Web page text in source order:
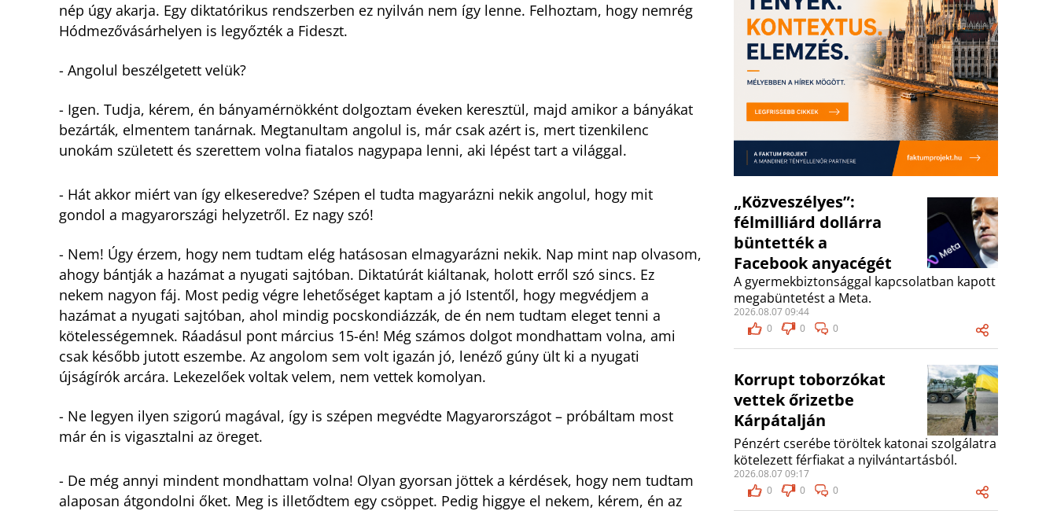
nép úgy akarja. Egy diktatórikus rendszerben ez nyilván nem így lenne. Felhoztam, hogy nemrég
Hódmezővásárhelyen is legyőzték a Fideszt.
- Angolul beszélgetett velük?
- Igen. Tudja, kérem, én bányamérnökként dolgoztam éveken keresztül, majd amikor a bányákat
bezárták, elmentem tanárnak. Megtanultam angolul is, már csak azért is, mert tizenkilenc
unokám született és szerettem volna fiatalos nagypapa lenni, aki lépést tart a világgal.
- Hát akkor miért van így elkeseredve? Szépen el tudta magyarázni nekik angolul, hogy mit
gondol a magyarországi helyzetről. Ez nagy szó!
- Nem! Úgy érzem, hogy nem tudtam elég hatásosan elmagyarázni nekik. Nap mint nap olvasom,
ahogy bántják a hazámat a nyugati sajtóban. Diktatúrát kiáltanak, holott erről szó sincs. Ez
nekem nagyon fáj. Most pedig végre lehetőséget kaptam a jó Istentől, hogy megvédjem a
hazámat a nyugati sajtóban, ahol mindig pocskondiázzák, de én nem tudtam eleget tenni a
kötelességemnek. Ráadásul pont március 15-én! Még számos dolgot mondhattam volna, ami
csak később jutott eszembe. Az angolom sem volt igazán jó, lenéző gúny ült ki a nyugati
újságírók arcára. Lekezelőek voltak velem, nem vettek komolyan.
- Ne legyen ilyen szigorú magával, így is szépen megvédte Magyarországot – próbáltam most
már én is vigasztalni az öreget.
- De még annyi mindent mondhattam volna! Olyan gyorsan jöttek a kérdések, hogy nem tudtam
alaposan átgondolni őket. Meg is illetődtem egy csöppet. Pedig higgye el nekem, kérem, én az
„Közveszélyes”:
félmilliárd dollárra
büntették a
Facebook anyacégét
A gyermekbiztonsággal kapcsolatban kapott
megabüntetést a Meta.
2026.08.07 09:44
0
0 0
Korrupt toborzókat
vettek őrizetbe
Kárpátalján
Pénzért cserébe töröltek katonai szolgálatra
kötelezett férfiakat a nyilvántartásból.
2026.08.07 09:17
0
0 0